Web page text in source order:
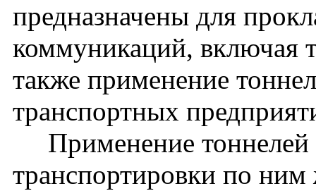
предназначены для
коммуникаций, включая
также применение
транспортных
Применение тоннелей
транспортировки по